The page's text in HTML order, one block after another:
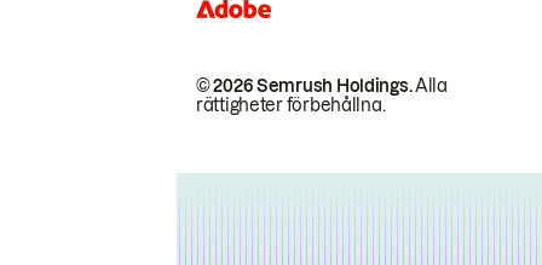
© 2026 Semrush Holdings.Alla
rättigheter förbehållna.